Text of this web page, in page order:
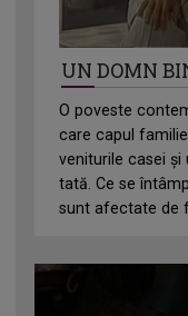
UN DOMN
O poveste
care capul
veniturile casei și
tată. Ce se
sunt afectate de